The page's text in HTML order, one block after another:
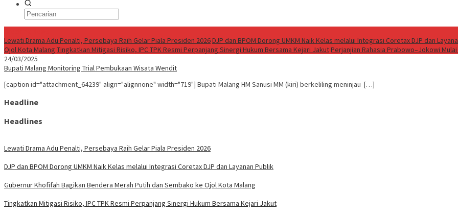
Lewati Drama Adu Penalti, Persebaya Raih Gelar Piala Presiden 2026DJP dan BPOM Dorong UMKM Naik Kelas melalui Integrasi Coretax DJP dan
Ojol Kota Malang Tingkatkan Mitigasi Risiko, IPC TPK Resmi Perpanjang Sinergi Hukum Bersama Kejari JakutPerjanjian Rahasia Prabowo–Jokowi
24/03/2025
Bupati Malang Monitoring Trial Pembukaan Wisata Wendit
[caption id="attachment_64239" align="alignnone" width="719"] Bupati Malang HM Sanusi MM (kiri) berkeliling meninjau […]
Headline
Headlines
Lewati Drama Adu Penalti, Persebaya Raih Gelar Piala Presiden 2026
DJP dan BPOM Dorong UMKM Naik Kelas melalui Integrasi Coretax DJP dan Layanan Publik
Gubernur Khofifah Bagikan Bendera Merah Putih dan Sembako ke Ojol Kota Malang
Tingkatkan Mitigasi Risiko, IPC TPK Resmi Perpanjang Sinergi Hukum Bersama Kejari Jakut